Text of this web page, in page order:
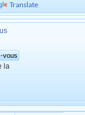
Translate
la